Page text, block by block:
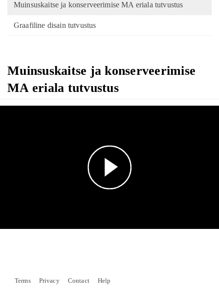
Muinsuskaitse ja konserveerimise MA eriala tutvustus
Graafiline disain tutvustus
Muinsuskaitse ja konserveerimise
MA eriala tutvustus
Play
Video
Terms Privacy Contact Help